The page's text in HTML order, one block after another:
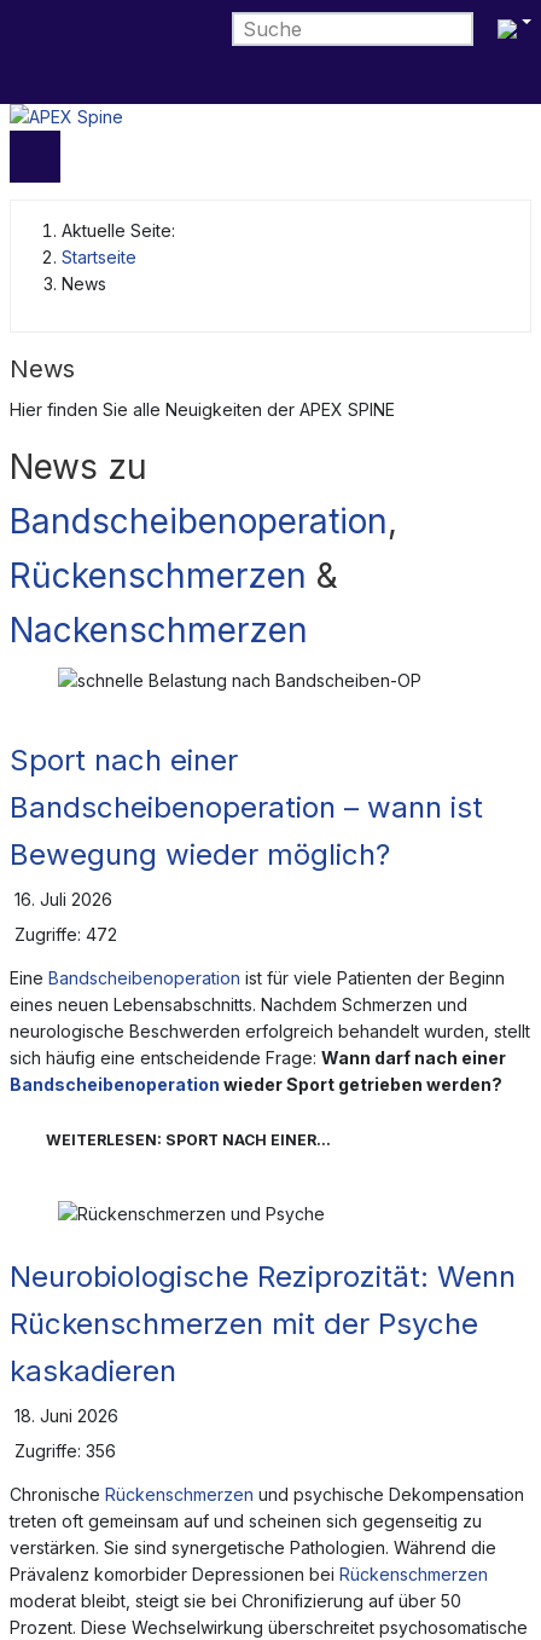
Aktuelle Seite:
Startseite
News
News
Hier finden Sie alle Neuigkeiten der APEX SPINE
News zu
Bandscheibenoperation,
Rückenschmerzen &
Nackenschmerzen
Sport nach einer
Bandscheibenoperation – wann ist
Bewegung wieder möglich?
16. Juli 2026
Zugriffe: 472
Eine Bandscheibenoperation ist für viele Patienten der Beginn
eines neuen Lebensabschnitts. Nachdem Schmerzen und
neurologische Beschwerden erfolgreich behandelt wurden, stellt
sich häufig eine entscheidende Frage: Wann darf nach einer
Bandscheibenoperation wieder Sport getrieben werden?
WEITERLESEN: SPORT NACH EINER...
Neurobiologische Reziprozität: Wenn
Rückenschmerzen mit der Psyche
kaskadieren
18. Juni 2026
Zugriffe: 356
Chronische Rückenschmerzen und psychische Dekompensation
treten oft gemeinsam auf und scheinen sich gegenseitig zu
verstärken. Sie sind synergetische Pathologien. Während die
Prävalenz komorbider Depressionen bei Rückenschmerzen
moderat bleibt, steigt sie bei Chronifizierung auf über 50
Prozent. Diese Wechselwirkung überschreitet psychosomatische